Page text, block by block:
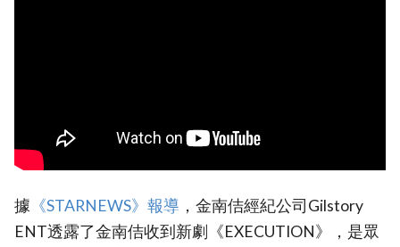
據 ‎《STARNEWS》報導 ，金南佶經紀公司Gilstory
ENT透露了金南佶收到新劇《EXECUTION》，是眾